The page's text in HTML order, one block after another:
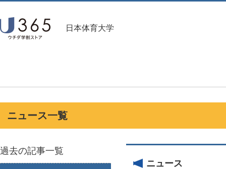
日本体育大学
ニュース一覧
過去の記事一覧
ニュース